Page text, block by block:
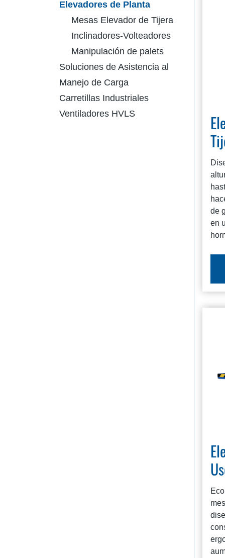
Elevadores de Planta
Mesas Elevador de Tijera
Inclinadores-Volteadores
Manipulación de palets
Soluciones de Asistencia al
Manejo de Carga
Carretillas Industriales
Ventiladores HVLS
de
en